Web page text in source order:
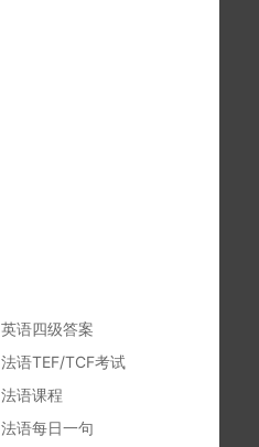
英语四级答案
法语TEF/TCF考试
法语课程
法语每日一句